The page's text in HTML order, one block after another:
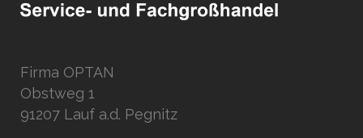
Firma OPTAN
Obstweg 1
91207 Lauf a.d. Pegnitz